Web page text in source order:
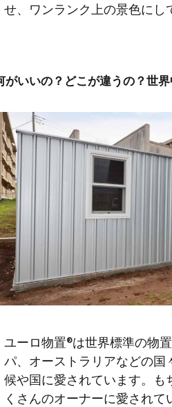
せ、ワンランク上の景色にし
がいいの？どこが違うの？世
ユーロ物置®は世界標準の物
パ、オーストラリアなどの国
候や国に愛されています。も
くさんのオーナーに愛され